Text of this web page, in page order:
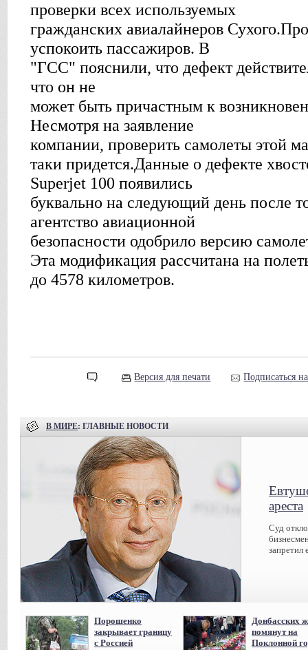
проверки всех используемых
гражданских авиалайнеров
успокоить пассажиров. В
"ГСС" пояснили, что дефект
что он не
может быть причастным к
Несмотря на заявление
компании, проверить самолеты этой
таки придется.Данные о дефекте
Superjet 100 появились
буквально на следующий день после
агентство авиационной
безопасности одобрило версию
Эта модификация рассчитана на
до 4578 километров.
Версия для печати Подписаться
В МИРЕ: ГЛАВНЫЕ НОВОСТИ
ареста
Суд
запретил
Порошенко
закрывает границу
с Россией
Донбасских
помянут на
Поклонной